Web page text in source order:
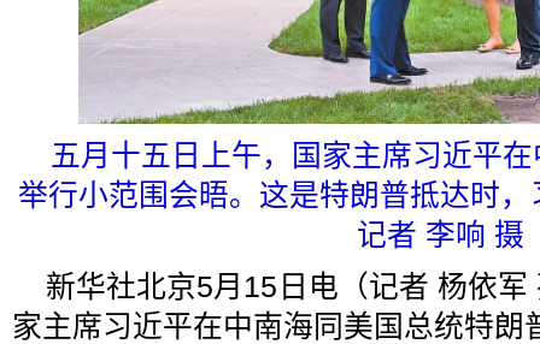
五月十五日上午，国家主席习近平
举行小范围会晤。这是特朗普抵达时
记者 李响 摄
新华社北京5月15日电（记者 杨依
家主席习近平在中南海同美国总统特朗